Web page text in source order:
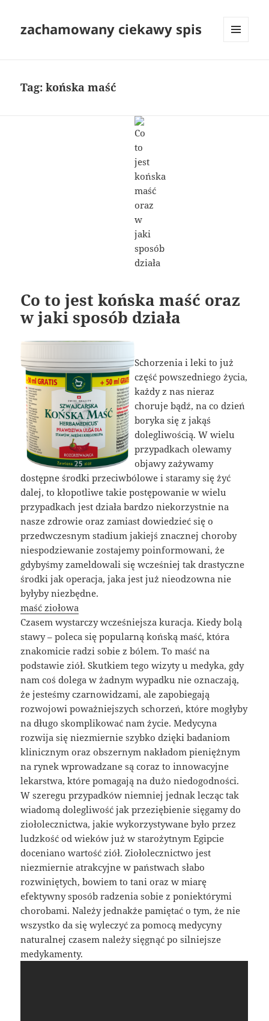
zachamowany ciekawy spis
Tag:końska maść
Co to jest końska maść oraz
w jaki sposób działa
Schorzenia i leki to już
część powszedniego życia,
każdy z nas nieraz
choruje bądź, na co dzień
boryka się z jakąś
dolegliwością. W wielu
przypadkach olewamy
objawy zażywamy
dostępne środki przeciwbólowe i staramy się żyć
dalej, to kłopotliwe takie postępowanie w wielu
przypadkach jest działa bardzo niekorzystnie na
nasze zdrowie oraz zamiast dowiedzieć się o
przedwczesnym stadium jakiejś znacznej choroby
niespodziewanie zostajemy poinformowani, że
gdybyśmy zameldowali się wcześniej tak drastyczne
środki jak operacja, jaka jest już nieodzowna nie
byłyby niezbędne.
maść ziołowa
Czasem wystarczy wcześniejsza kuracja. Kiedy bolą
stawy – poleca się popularną końską maść, która
znakomicie radzi sobie z bólem. To maść na
podstawie ziół. Skutkiem tego wizyty u medyka, gdy
nam coś dolega w żadnym wypadku nie oznaczają,
że jesteśmy czarnowidzami, ale zapobiegają
rozwojowi poważniejszych schorzeń, które mogłyby
na długo skomplikować nam życie. Medycyna
rozwija się niezmiernie szybko dzięki badaniom
klinicznym oraz obszernym nakładom pieniężnym
na rynek wprowadzane są coraz to innowacyjne
lekarstwa, które pomagają na dużo niedogodności.
W szeregu przypadków niemniej jednak lecząc tak
wiadomą dolegliwość jak przeziębienie sięgamy do
ziołolecznictwa, jakie wykorzystywane było przez
ludzkość od wieków już w starożytnym Egipcie
doceniano wartość ziół. Ziołolecznictwo jest
niezmiernie atrakcyjne w państwach słabo
rozwiniętych, bowiem to tani oraz w miarę
efektywny sposób radzenia sobie z poniektórymi
chorobami. Należy jednakże pamiętać o tym, że nie
wszystko da się wyleczyć za pomocą medycyny
naturalnej czasem należy sięgnąć po silniejsze
medykamenty.